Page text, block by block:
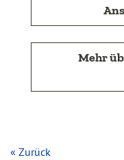
Mehr
« Zurück